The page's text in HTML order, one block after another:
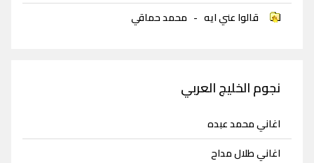
قالوا عني ايه - محمد حماقي
نجوم الخليج العربي
اغاني محمد عبده
اغاني طلال مداح